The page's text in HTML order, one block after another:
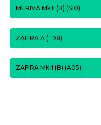
MERIVA Mk II (B) (S10)
ZAFIRA A (T98)
ZAFIRA Mk II (B) (A05)